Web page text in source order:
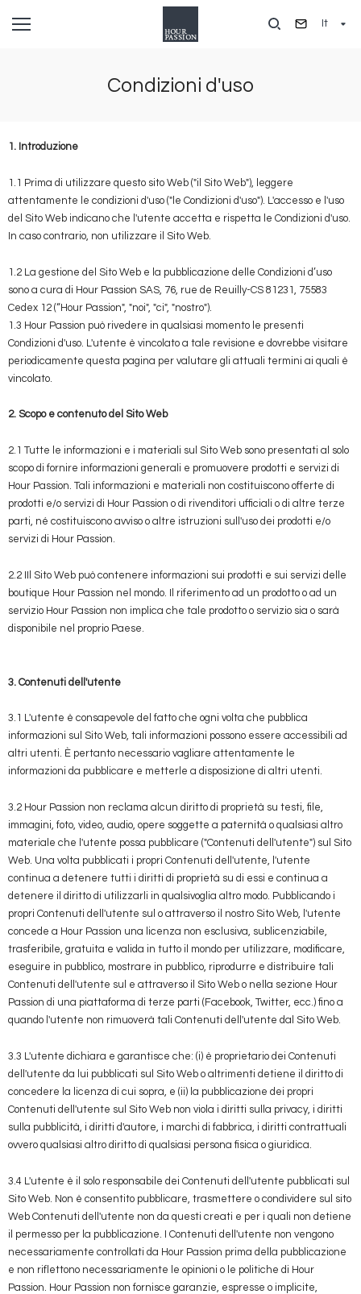
It
Condizioni d'uso
1. Introduzione
1.1 Prima di utilizzare questo sito Web ("il Sito Web"), leggere
attentamente le condizioni d'uso ("le Condizioni d'uso"). L'accesso e l'uso
del Sito Web indicano che l'utente accetta e rispetta le Condizioni d'uso.
In caso contrario, non utilizzare il Sito Web.
1.2 La gestione del Sito Web e la pubblicazione delle Condizioni d’uso
sono a cura di Hour Passion SAS, 76, rue de Reuilly-CS 81231, 75583
Cedex 12 (“Hour Passion", "noi", "ci", "nostro").
1.3 Hour Passion può rivedere in qualsiasi momento le presenti
Condizioni d'uso. L'utente è vincolato a tale revisione e dovrebbe visitare
periodicamente questa pagina per valutare gli attuali termini ai quali è
vincolato.
2. Scopo e contenuto del Sito Web
2.1 Tutte le informazioni e i materiali sul Sito Web sono presentati al solo
scopo di fornire informazioni generali e promuovere prodotti e servizi di
Hour Passion. Tali informazioni e materiali non costituiscono offerte di
prodotti e/o servizi di Hour Passion o di rivenditori ufficiali o di altre terze
parti, né costituiscono avviso o altre istruzioni sull'uso dei prodotti e/o
servizi di Hour Passion.
2.2 IIl Sito Web può contenere informazioni sui prodotti e sui servizi delle
boutique Hour Passion nel mondo. Il riferimento ad un prodotto o ad un
servizio Hour Passion non implica che tale prodotto o servizio sia o sarà
disponibile nel proprio Paese.
3. Contenuti dell'utente
3.1 L'utente è consapevole del fatto che ogni volta che pubblica
informazioni sul Sito Web, tali informazioni possono essere accessibili ad
altri utenti. È pertanto necessario vagliare attentamente le
informazioni da pubblicare e metterle a disposizione di altri utenti.
3.2 Hour Passion non reclama alcun diritto di proprietà su testi, file,
immagini, foto, video, audio, opere soggette a paternità o qualsiasi altro
materiale che l'utente possa pubblicare ("Contenuti dell'utente") sul Sito
Web. Una volta pubblicati i propri Contenuti dell'utente, l'utente
continua a detenere tutti i diritti di proprietà su di essi e continua a
detenere il diritto di utilizzarli in qualsivoglia altro modo. Pubblicando i
propri Contenuti dell'utente sul o attraverso il nostro Sito Web, l'utente
concede a Hour Passion una licenza non esclusiva, sublicenziabile,
trasferibile, gratuita e valida in tutto il mondo per utilizzare, modificare,
eseguire in pubblico, mostrare in pubblico, riprodurre e distribuire tali
Contenuti dell'utente sul e attraverso il Sito Web o nella sezione Hour
Passion di una piattaforma di terze parti (Facebook, Twitter, ecc.) fino a
quando l'utente non rimuoverà tali Contenuti dell'utente dal Sito Web.
3.3 L'utente dichiara e garantisce che: (i) è proprietario dei Contenuti
dell'utente da lui pubblicati sul Sito Web o altrimenti detiene il diritto di
concedere la licenza di cui sopra, e (ii) la pubblicazione dei propri
Contenuti dell'utente sul Sito Web non viola i diritti sulla privacy, i diritti
sulla pubblicità, i diritti d'autore, i marchi di fabbrica, i diritti contrattuali
ovvero qualsiasi altro diritto di qualsiasi persona fisica o giuridica.
3.4 L'utente è il solo responsabile dei Contenuti dell'utente pubblicati sul
Sito Web. Non è consentito pubblicare, trasmettere o condividere sul sito
Web Contenuti dell'utente non da questi creati e per i quali non detiene
il permesso per la pubblicazione. I Contenuti dell'utente non vengono
necessariamente controllati da Hour Passion prima della pubblicazione
e non riflettono necessariamente le opinioni o le politiche di Hour
Passion. Hour Passion non fornisce garanzie, espresse o implicite,